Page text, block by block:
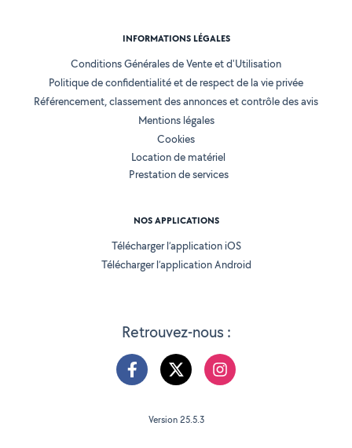
Retrouvez-nous :
INFORMATIONS LÉGALES
Conditions Générales de Vente et d'Utilisation
Politique de confidentialité et de respect de la vie privée
Référencement, classement des annonces et contrôle des avis
Mentions légales
Cookies
Location de matériel
Prestation de services
NOS APPLICATIONS
Télécharger l’application iOS
Télécharger l’application Android
Version 25.5.3